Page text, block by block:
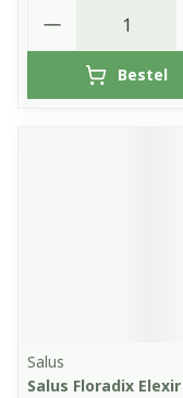
Bestel
Salus
Salus Floradix Elexir